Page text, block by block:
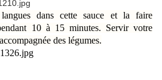
dans cette sauce et la faire
10 à 15 minutes. Servir votre
des légumes.